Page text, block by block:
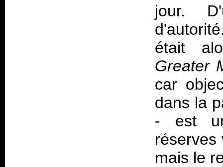
jour.
était
Greater
car
dans la
- est
réserves
mais le